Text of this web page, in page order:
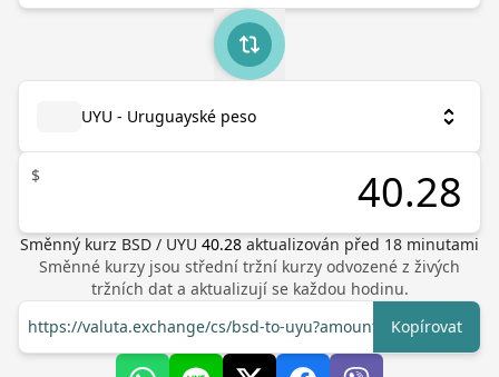
UYU - Uruguayské peso
$
Směnný kurz BSD / UYU 40.28 aktualizován před 18 minutami
Směnné kurzy jsou střední tržní kurzy odvozené z živých
tržních dat a aktualizují se každou hodinu.
https://valuta.exchange/cs/bsd-to-uyu?amount=1Kopírovat